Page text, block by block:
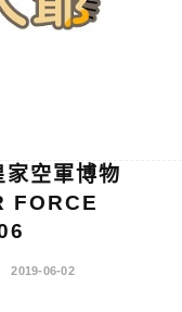
家空軍博物
FORCE
2019-06-02